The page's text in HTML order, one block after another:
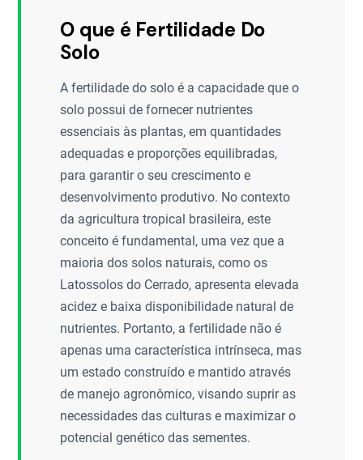
O que é Fertilidade Do
Solo
A fertilidade do solo é a capacidade que o
solo possui de fornecer nutrientes
essenciais às plantas, em quantidades
adequadas e proporções equilibradas,
para garantir o seu crescimento e
desenvolvimento produtivo. No contexto
da agricultura tropical brasileira, este
conceito é fundamental, uma vez que a
maioria dos solos naturais, como os
Latossolos do Cerrado, apresenta elevada
acidez e baixa disponibilidade natural de
nutrientes. Portanto, a fertilidade não é
apenas uma característica intrínseca, mas
um estado construído e mantido através
de manejo agronômico, visando suprir as
necessidades das culturas e maximizar o
potencial genético das sementes.